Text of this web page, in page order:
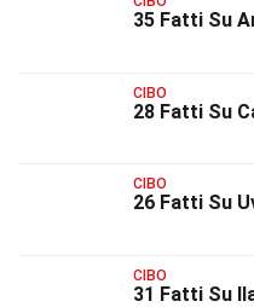
35 Fatti Su
CIBO
28 Fatti Su
CIBO
26 Fatti Su
CIBO
31 Fatti Su